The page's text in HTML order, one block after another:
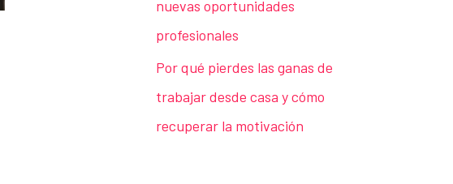
nuevas oportunidades
profesionales
Por qué pierdes las ganas de
trabajar desde casa y cómo
recuperar la motivación